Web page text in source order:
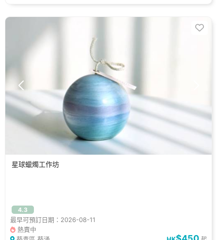
星球蠟燭工作坊
4.3
最早可預訂日期：2026-08-11
熱賣中